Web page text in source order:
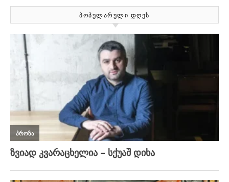
ᲞᲝᲞᲣᲚᲐᲠᲣᲚᲘ ᲓᲦᲔᲡ